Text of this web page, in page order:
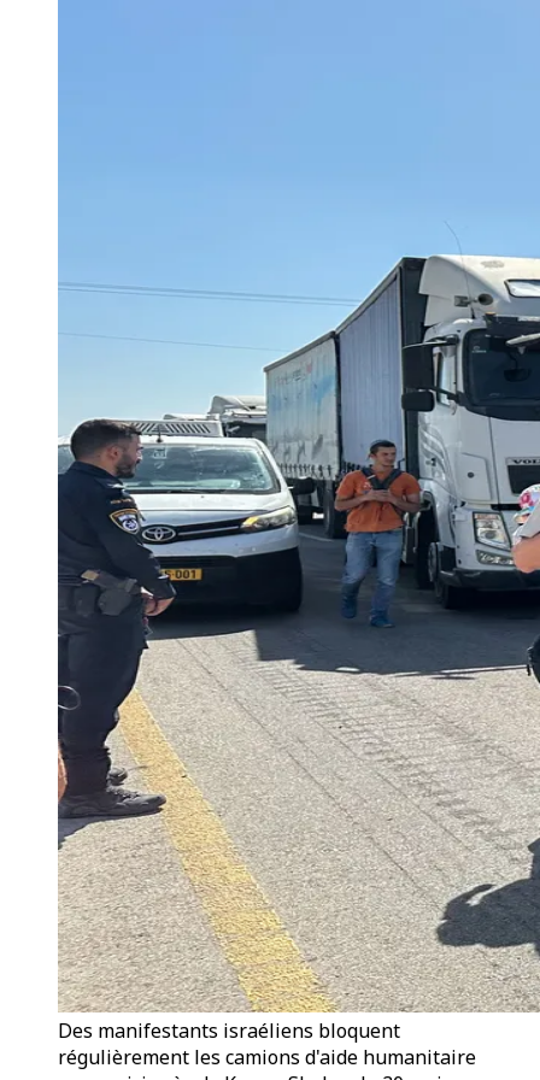
Des manifestants israéliens bloquent
régulièrement les camions d'aide humanitaire